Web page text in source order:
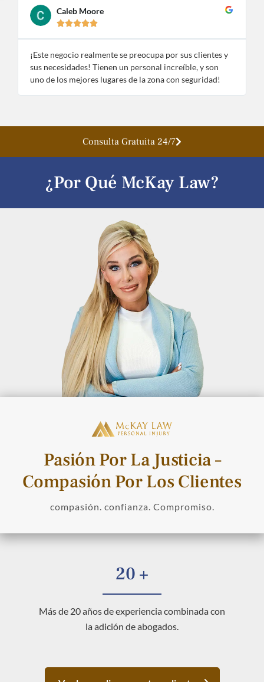
Caleb Moore

¡Este negocio realmente se preocupa por sus clientes y
sus necesidades! Tienen un personal increíble, y son
uno de los mejores lugares de la zona con seguridad!
Consulta Gratuita 24/7
¿Por Qué McKay Law?
Pasión Por La Justicia –
Compasión Por Los Clientes
compasión. confianza. Compromiso.
20 +
Más de 20 años de experiencia combinada con
la adición de abogados.